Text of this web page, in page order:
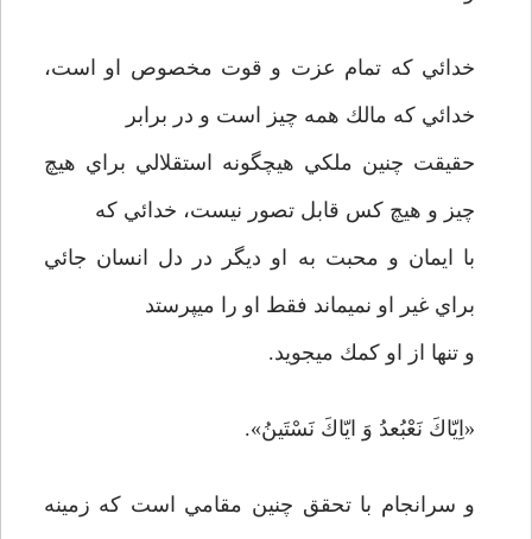
خدائي كه تمام عزت و قوت مخصوص او است،
خدائي كه مالك همه چيز است و در برابر
حقيقت چنين ملكي هيچگونه استقلالي براي هيچ
چيز و هيچ كس قابل تصور نيست، خدائي كه
با ايمان و محبت به او ديگر در دل انسان جائي
براي غير او نمي­ماند فقط او را مي­پرستد
و تنها از او كمك مي­جويد.
«اِيّاكَ نَعْبُعدُ وَ‌ ايّاكَ‌ نَسْتَينُ».
و سرانجام با تحقق چنين مقامي است كه زمينه